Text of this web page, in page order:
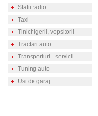
Statii radio
Taxi
Tinichigerii, vopsitorii
Tractari auto
Transporturi - servicii
Tuning auto
Usi de garaj